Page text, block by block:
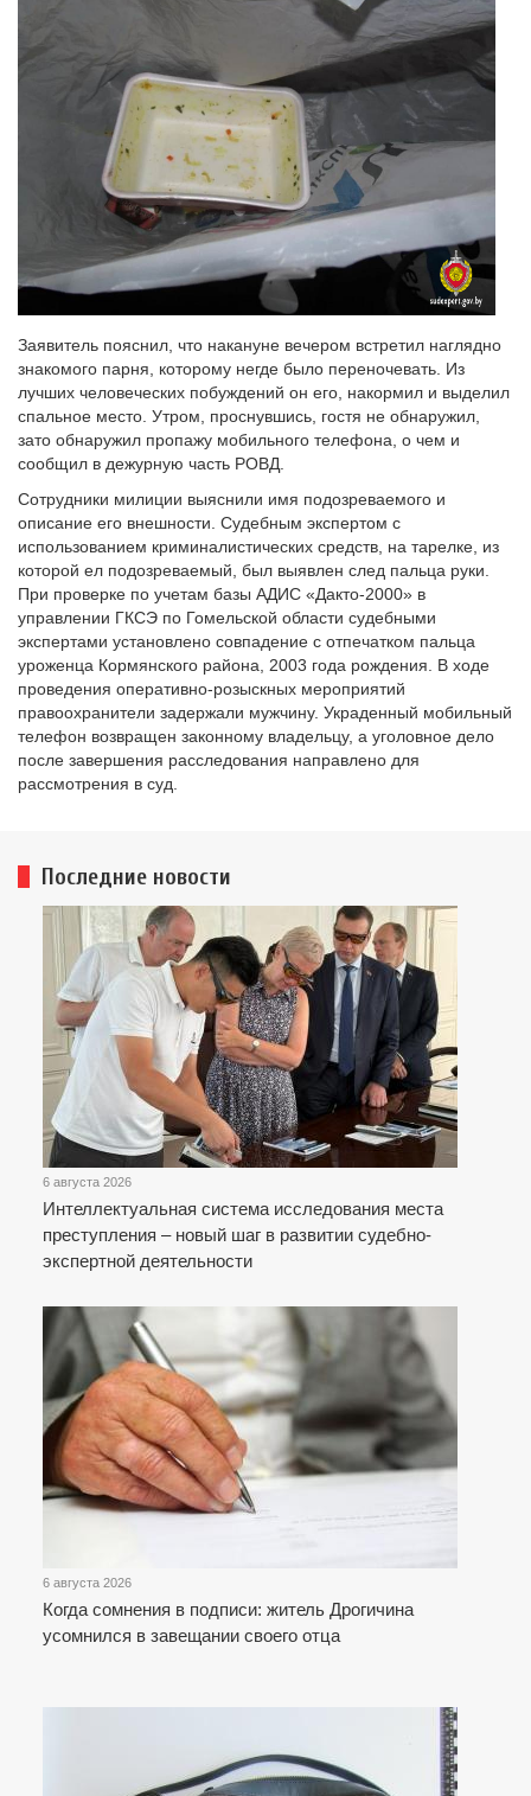
Заявитель пояснил, что накануне вечером встретил наглядно
знакомого парня, которому негде было переночевать. Из
лучших человеческих побуждений он его, накормил и выделил
спальное место. Утром, проснувшись, гостя не обнаружил,
зато обнаружил пропажу мобильного телефона, о чем и
сообщил в дежурную часть РОВД.
Сотрудники милиции выяснили имя подозреваемого и
описание его внешности. Судебным экспертом с
использованием криминалистических средств, на тарелке, из
которой ел подозреваемый, был выявлен след пальца руки.
При проверке по учетам базы АДИС «Дакто-2000» в
управлении ГКСЭ по Гомельской области судебными
экспертами установлено совпадение с отпечатком пальца
уроженца Кормянского района, 2003 года рождения. В ходе
проведения оперативно-розыскных мероприятий
правоохранители задержали мужчину. Украденный мобильный
телефон возвращен законному владельцу, а уголовное дело
после завершения расследования направлено для
рассмотрения в суд.
Последние новости
6 августа 2026
Интеллектуальная система исследования места
преступления – новый шаг в развитии судебно-
экспертной деятельности
6 августа 2026
Когда сомнения в подписи: житель Дрогичина
усомнился в завещании своего отца